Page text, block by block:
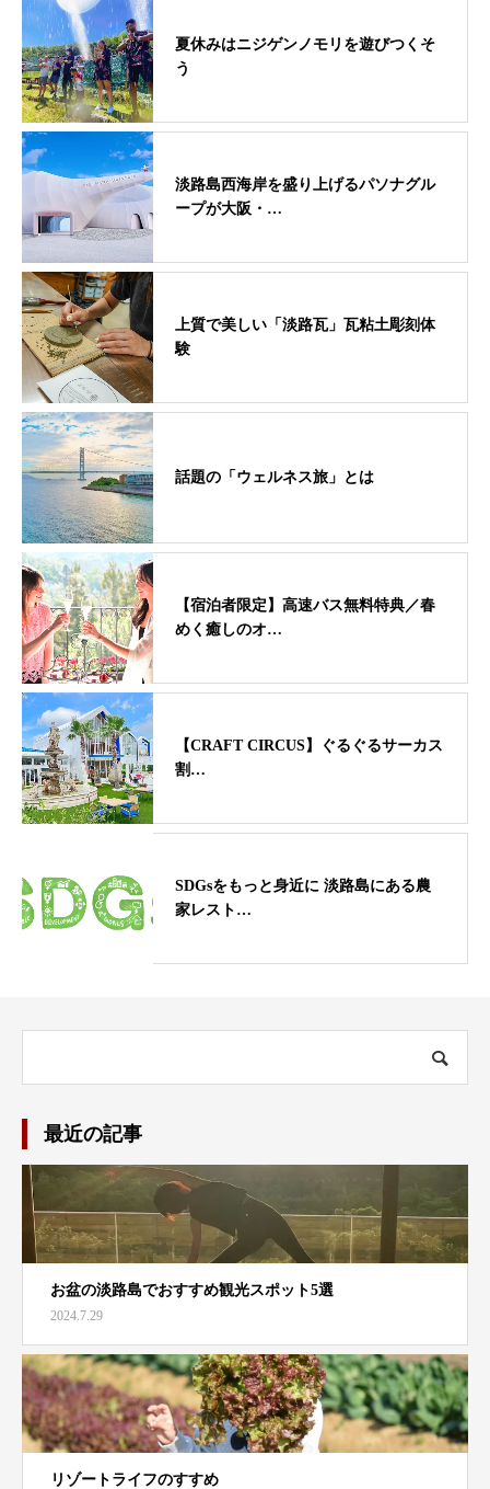
夏休みはニジゲンノモリを遊びつくそ
う
淡路島西海岸を盛り上げるパソナグル
ープが大阪・…
上質で美しい「淡路瓦」瓦粘土彫刻体
験
話題の「ウェルネス旅」とは
【宿泊者限定】高速バス無料特典／春
めく癒しのオ…
【CRAFT CIRCUS】ぐるぐるサーカス
割…
SDGsをもっと身近に 淡路島にある農
家レスト…
最近の記事
お盆の淡路島でおすすめ観光スポット5選
2024.7.29
リゾートライフのすすめ